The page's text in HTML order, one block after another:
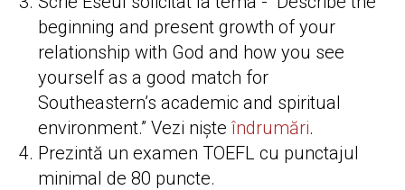
beginning and present growth of your
relationship with God and how you see
yourself as a good match for
Southeastern’s academic and spiritual
environment.” Vezi niște îndrumări.
Prezintă un examen TOEFL cu punctajul
minimal de 80 puncte.